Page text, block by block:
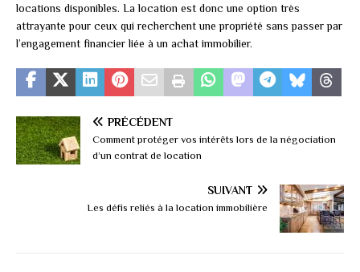
locations disponibles. La location est donc une option très
attrayante pour ceux qui recherchent une propriété sans passer par
l’engagement financier liée à un achat immobilier.
PRÉCÉDENT
Comment protéger vos intérêts lors de la négociation
d’un contrat de location
SUIVANT
Les défis reliés à la location immobilière